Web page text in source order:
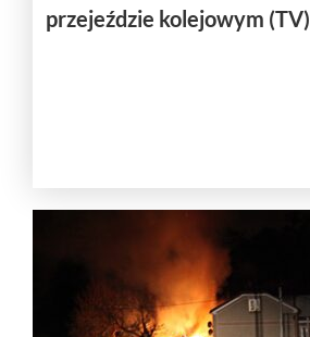
przejeździe kolejowym (TV)